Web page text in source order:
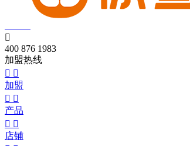

400 876 1983
加盟热线
 
加盟
 
产品
 
店铺